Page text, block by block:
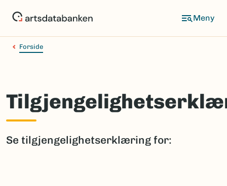
Forside
Se tilgjengelighetserklæring for: